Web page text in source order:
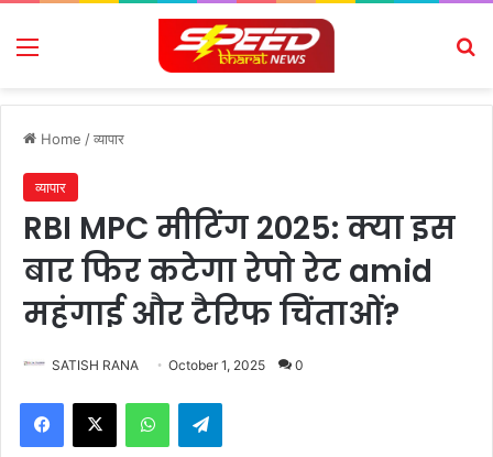
Menu
Home /व्यापार
व्यापार
RBI MPC मीटिंग 2025: क्या इस
बार फिर कटेगा रेपो रेट amid
महंगाई और टैरिफ चिंताओं?
SATISH RANA October 1, 2025 0
Facebook
X WhatsAppTelegram